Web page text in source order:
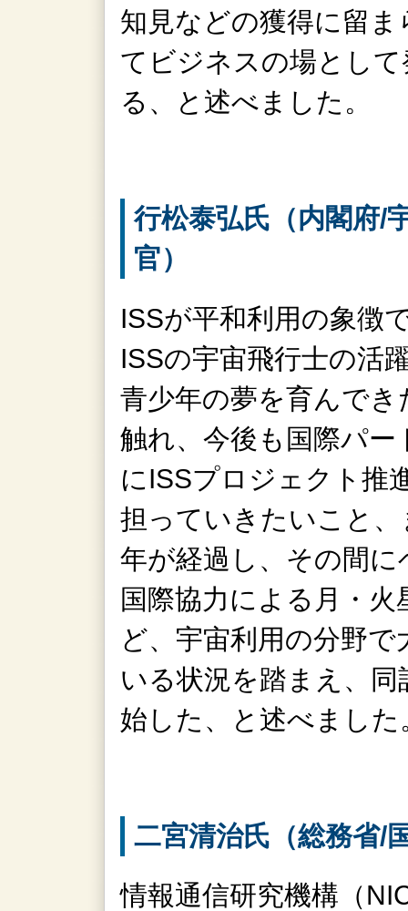
知見などの獲得に留
てビジネスの場とし
る、と述べました。
行松泰弘氏（内閣府/
官）
ISSが平和利用の象徴
ISSの宇宙飛行士の活
青少年の夢を育んでき
触れ、今後も国際パー
にISSプロジェクト推
担っていきたいこと
年が経過し、その間
国際協力による月・
ど、宇宙利用の分野
いる状況を踏まえ、
始した、と述べました
二宮清治氏（総務省/
情報通信研究機構（